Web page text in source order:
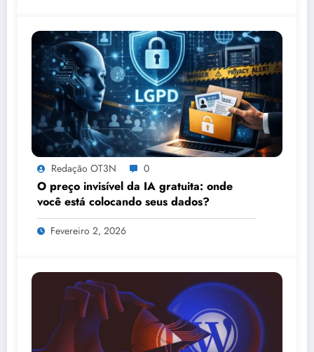
Redação OT3N 0
O preço invisível da IA gratuita: onde
você está colocando seus dados?
Fevereiro 2, 2026